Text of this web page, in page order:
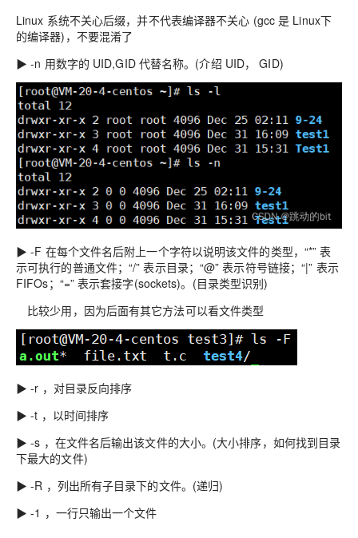
Linux 系统不关心后缀，并不代表编译器不关心 (gcc 是 Linux下
的编译器)，不要混淆了
▶ -n 用数字的 UID,GID 代替名称。(介绍 UID， GID)
▶ -F 在每个文件名后附上一个字符以说明该文件的类型，“*” 表
示可执行的普通文件；“/” 表示目录；“@” 表示符号链接；“|” 表示
FIFOs；“=” 表示套接字(sockets)。(目录类型识别)
比较少用，因为后面有其它方法可以看文件类型
▶ -r ，对目录反向排序
▶ -t ，以时间排序
▶ -s ，在文件名后输出该文件的大小。(大小排序，如何找到目录
下最大的文件)
▶ -R ，列出所有子目录下的文件。(递归)
▶ -1 ，一行只输出一个文件